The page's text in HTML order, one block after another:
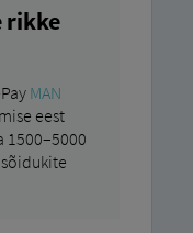
rikke
MAN
eest
1500–5000